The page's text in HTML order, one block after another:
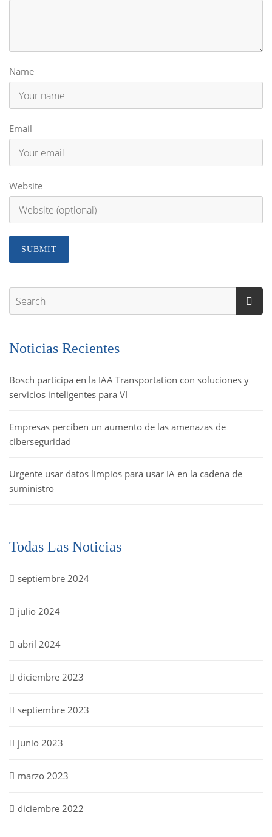
Name
Email
Website
Noticias Recientes
Bosch participa en la IAA Transportation con soluciones y
servicios inteligentes para VI
Empresas perciben un aumento de las amenazas de
ciberseguridad
Urgente usar datos limpios para usar IA en la cadena de
suministro
Todas Las Noticias
septiembre 2024
julio 2024
abril 2024
diciembre 2023
septiembre 2023
junio 2023
marzo 2023
diciembre 2022